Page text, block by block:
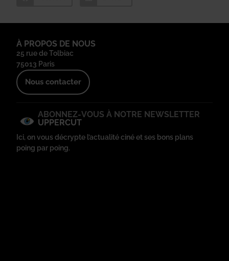
À PROPOS DE NOUS
25 rue de Tolbiac
75013 Paris
Nous contacter
ABONNEZ-VOUS À NOTRE NEWSLETTER
UPPERCUT
Ici, on vous décrypte l’actualité ciné et ses bons plans
poing par poing.